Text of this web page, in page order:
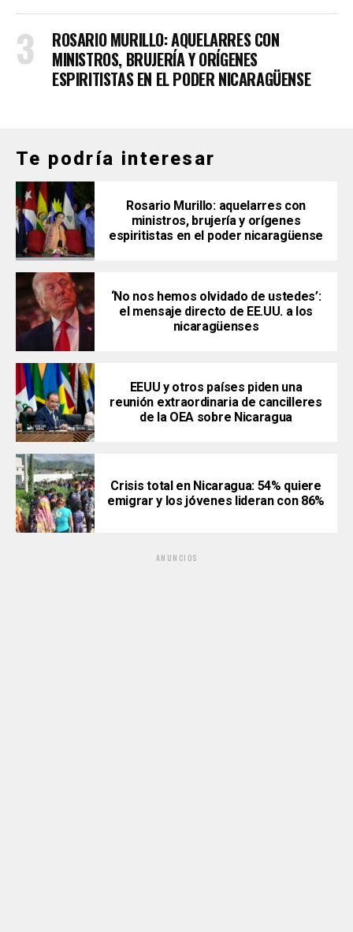
ROSARIO MURILLO: AQUELARRES CON
MINISTROS, BRUJERÍA Y ORÍGENES
ESPIRITISTAS EN EL PODER NICARAGÜENSE
Te podría interesar
Rosario Murillo: aquelarres con
ministros, brujería y orígenes
espiritistas en el poder nicaragüense
‘No nos hemos olvidado de ustedes’:
el mensaje directo de EE.UU. a los
nicaragüenses
EEUU y otros países piden una
reunión extraordinaria de cancilleres
de la OEA sobre Nicaragua
Crisis total en Nicaragua: 54% quiere
emigrar y los jóvenes lideran con 86%
ANUNCIOS